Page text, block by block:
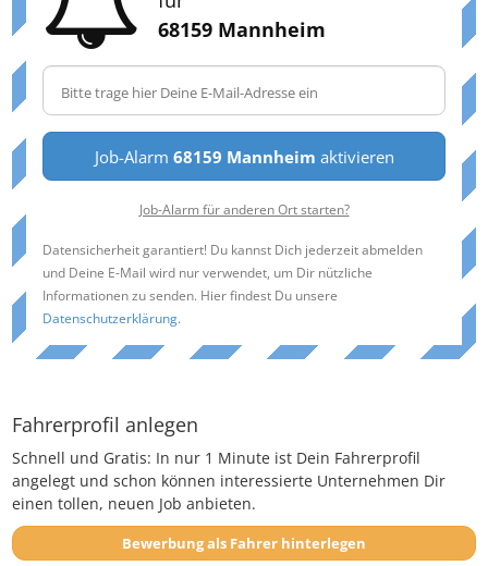
68159 Mannheim
Job-Alarm 68159 Mannheim aktivieren
Job-Alarm für anderen Ort starten?
Datensicherheit garantiert! Du kannst Dich jederzeit abmelden
und Deine E-Mail wird nur verwendet, um Dir nützliche
Informationen zu senden. Hier findest Du unsere
Datenschutzerklärung.
Fahrerprofil anlegen
Schnell und Gratis: In nur 1 Minute ist Dein Fahrerprofil
angelegt und schon können interessierte Unternehmen Dir
einen tollen, neuen Job anbieten.
Bewerbung als Fahrer hinterlegen